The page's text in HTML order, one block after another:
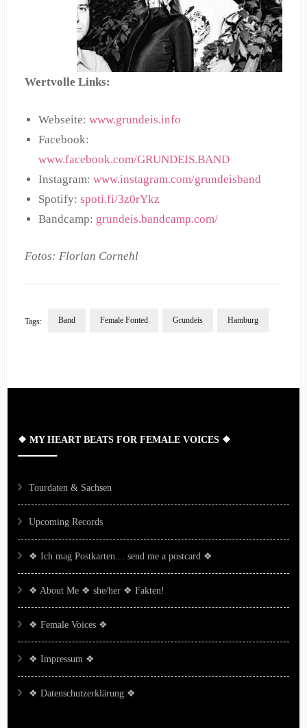
Wertvolle Links:
Webseite:www.grundeis.info
Facebook:
www.facebook.com/GRUNDEIS.BAND
Instagram:www.instagram.com/grundeisband
Spotify:spoti.fi/3z0rYkz
Bandcamp: grundeis.bandcamp.com/
Fotos: Florian Cornehl
Tags: Band Female Fonted Grundeis Hamburg
Navigation
❖ MY HEART BEATS FOR FEMALE VOICES ❖
Tourdaten & Sachsen
Upcoming Records
❖ Ich mag Postkarten… send me a postcard ❖
❖ About Me ❖ she/her ❖ Fakten!
❖ Female Voices ❖
❖ Impressum ❖
❖ Datenschutzerklärung ❖